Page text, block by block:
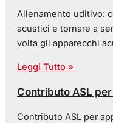
Allenamento uditivo:
acustici e tornare a
volta gli apparecchi
Leggi Tutto »
Contributo ASL
Contributo ASL per